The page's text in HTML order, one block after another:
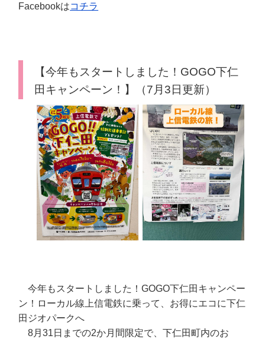
Facebookはコチラ
【今年もスタートしました！GOGO下仁
田キャンペーン！】（7月3日更新）
今年もスタートしました！GOGO下仁田キャンペー
ン！ローカル線上信電鉄に乗って、お得にエコに下仁
田ジオパークへ
8月31日までの2か月間限定で、下仁田町内のお